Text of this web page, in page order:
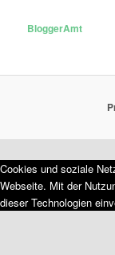
BloggerAmt
Cookies und soziale
Webseite. Mit der
dieser Technologien